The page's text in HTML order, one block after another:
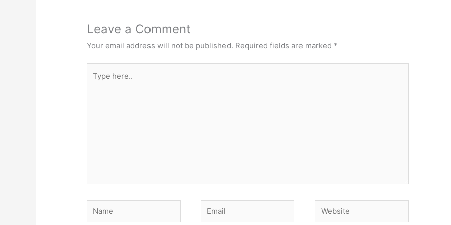
Leave a Comment
Your email address will not be published. Required fields are marked *
here..
Name Email Website